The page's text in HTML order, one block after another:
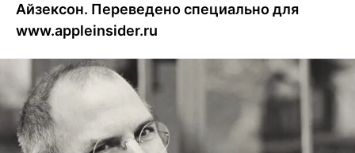
Айзексон. Переведено специально для
www.appleinsider.ru